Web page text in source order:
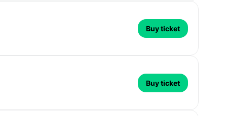
Buy ticket
Buy ticket